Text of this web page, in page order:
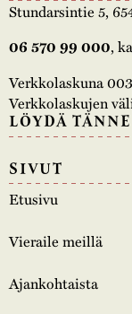
Stundarsintie 5,
06 570 99 000,
Verkkolaskuna
Verkkolaskujen
LÖYDÄ TÄNNE
SIVUT
Etusivu
Vieraile meillä
Ajankohtaista